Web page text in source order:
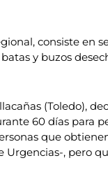
consiste en
y buzos
(Toledo),
60 días para
que
, pero